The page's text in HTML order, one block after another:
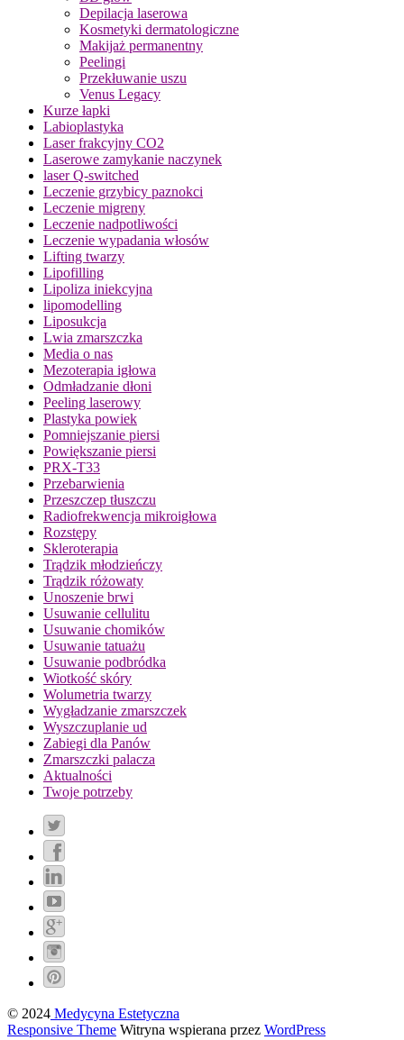
Depilacja laserowa
Kosmetyki dermatologiczne
Makijaż permanentny
Peelingi
Przekłuwanie uszu
Venus Legacy
Kurze łapki
Labioplastyka
Laser frakcyjny CO2
Laserowe zamykanie naczynek
laser Q-switched
Leczenie grzybicy paznokci
Leczenie migreny
Leczenie nadpotliwości
Leczenie wypadania włosów
Lifting twarzy
Lipofilling
Lipoliza iniekcyjna
lipomodelling
Liposukcja
Lwia zmarszczka
Media o nas
Mezoterapia igłowa
Odmładzanie dłoni
Peeling laserowy
Plastyka powiek
Pomniejszanie piersi
Powiększanie piersi
PRX-T33
Przebarwienia
Przeszczep tłuszczu
Radiofrekwencja mikroigłowa
Rozstępy
Skleroterapia
Trądzik młodzieńczy
Trądzik różowaty
Unoszenie brwi
Usuwanie cellulitu
Usuwanie chomików
Usuwanie tatuażu
Usuwanie podbródka
Wiotkość skóry
Wolumetria twarzy
Wygładzanie zmarszczek
Wyszczuplanie ud
Zabiegi dla Panów
Zmarszczki palacza
Aktualności
Twoje potrzeby
© 2024 Medycyna Estetyczna
Responsive Theme Witryna wspierana przez WordPress